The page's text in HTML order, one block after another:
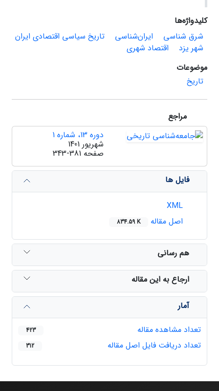
کلیدواژه‌ها
شرق شناسی
ایران‌شناسی
تاریخ سیاسی اقتصادی ایران
شهر یزد
اقتصاد شهری
موضوعات
تاریخ
مراجع
دوره 13، شماره 1
شهریور 1401
صفحه 343-381
فایل ها
اصل مقاله
834.59 K
هم رسانی
ارجاع به این مقاله
آمار
تعداد مشاهده مقاله
423
تعداد دریافت فایل اصل مقاله 312